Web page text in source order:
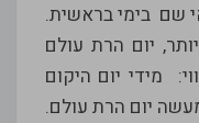
שם בימי בראשית.
יום הרת עולם
מידי יום היקום
יום הרת עולם.